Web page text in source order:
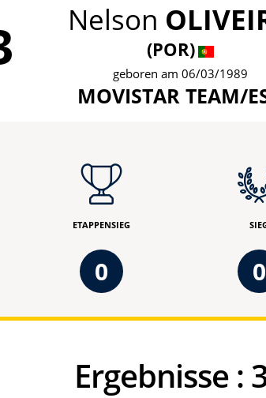
Nelson
(POR)
geboren am 06/03/1989
MOVISTAR TEAM/
ETAPPENSIEG
0 0
Ergebnisse :